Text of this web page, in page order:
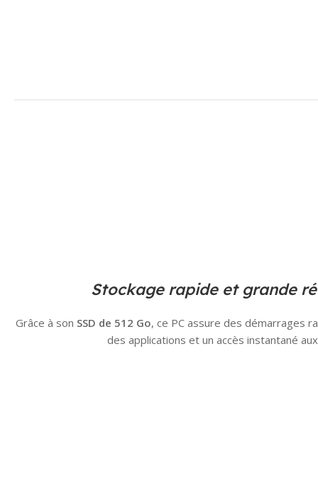
Stockage rapide et grande
Grâce à son SSD de 512 Go, ce PC assure des démarrages
des applications et un accès instantané